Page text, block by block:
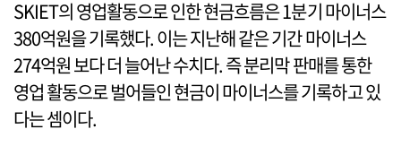
SKIET의 영업활동으로 인한 현금흐름은 1분기 마이너스
380억원을 기록했다. 이는 지난해 같은 기간 마이너스
274억원 보다 더 늘어난 수치다. 즉 분리막 판매를 통한
영업 활동으로 벌어들인 현금이 마이너스를 기록하고 있
다는 셈이다.